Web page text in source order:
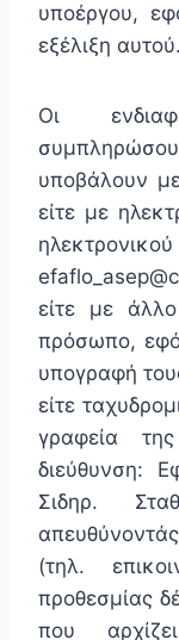
υποέργου,
εξέλιξη αυτού.
Οι
υποβάλουν
είτε με
είτε με
πρόσωπο,
υπογραφή
είτε
γραφεία
διεύθυνση:
Σιδηρ.
(τηλ.
προθεσμίας
που